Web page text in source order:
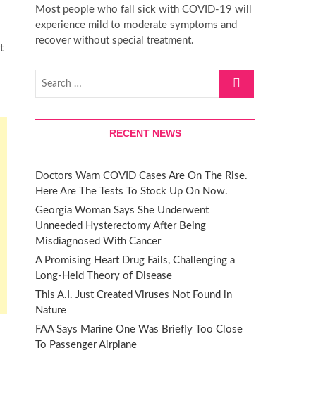
Most people who fall sick with COVID-19 will
experience mild to moderate symptoms and
recover without special treatment.
Search
RECENT NEWS
Doctors Warn COVID Cases Are On The Rise.
Here Are The Tests To Stock Up On Now.
Georgia Woman Says She Underwent
Unneeded Hysterectomy After Being
Misdiagnosed With Cancer
A Promising Heart Drug Fails, Challenging a
Long-Held Theory of Disease
This A.I. Just Created Viruses Not Found in
Nature
FAA Says Marine One Was Briefly Too Close
To Passenger Airplane